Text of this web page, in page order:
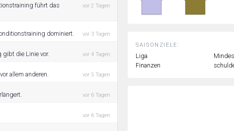
führt das
vor 2 Tagen
dominiert. vor 3 Tagen
gibt die Linie vor. vor 4 Tagen
allem anderen. vor 5 Tagen
vor 6 Tagen
vor 6 Tagen
SAISONZIELE:
Liga
Finanzen